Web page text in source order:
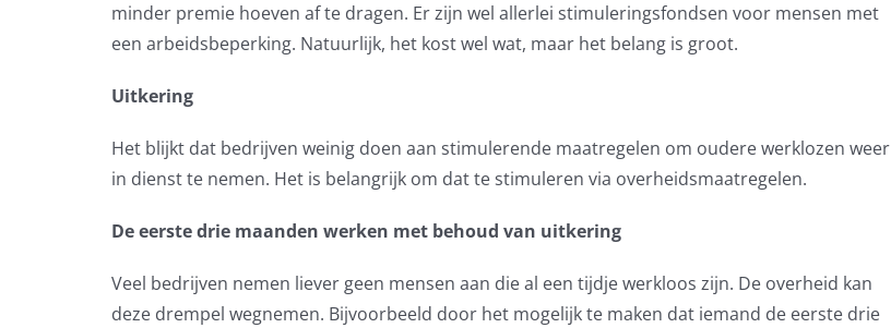
minder premie hoeven af te dragen. Er zijn wel allerlei stimuleringsfondsen voor mensen met
een arbeidsbeperking. Natuurlijk, het kost wel wat, maar het belang is groot.
Uitkering
Het blijkt dat bedrijven weinig doen aan stimulerende maatregelen om oudere werklozen weer
in dienst te nemen. Het is belangrijk om dat te stimuleren via overheidsmaatregelen.
De eerste drie maanden werken met behoud van uitkering
Veel bedrijven nemen liever geen mensen aan die al een tijdje werkloos zijn. De overheid kan
deze drempel wegnemen. Bijvoorbeeld door het mogelijk te maken dat iemand de eerste drie